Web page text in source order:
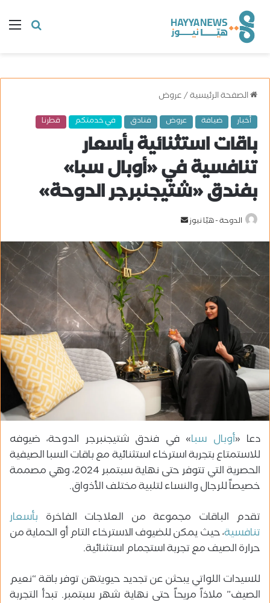
البحث
الصفحة الرئيسية/عروض
أخبار ضيافة عروض فنادق في خدمتكم قطرنا
باقات استثنائية بأسعار
تنافسية في «أوبال سبا»
بفندق «شتيجنبرجر الدوحة»
الدوحة - هيّا نيوز
س
ل
ب
ي
د
ا
إ
ل
ك
ر
و
ن
ي
دعا «أوبال سبا» في فندق شتيجنبرجر الدوحة، ضيوفه
للاستمتاع بتجربة استرخاء استثنائية مع باقات السبا الصيفية
الحصرية التي تتوفر حتى نهاية سبتمبر 2024، وهي مصممة
خصيصاً للرجال والنساء لتلبية مختلف الأذواق.
تقدم الباقات مجموعة من العلاجات الفاخرة بأسعار
تنافسية، حيث يمكن للضيوف الاسترخاء التام أو الحماية من
حرارة الصيف مع تجربة استجمام استثنائية.
للسيدات اللواتي يبحثن عن تجديد حيويتهن توفر باقة “نعيم
الصيف” ملاذاً مريحاً حتى نهاية شهر سبتمبر. تبدأ التجربة